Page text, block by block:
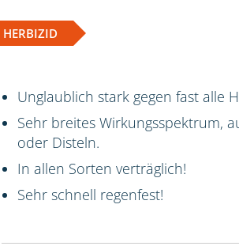
HERBIZID
Unglaublich stark gegen fast alle
Sehr breites Wirkungsspektrum,
oder Disteln.
In allen Sorten verträglich!
Sehr schnell regenfest!